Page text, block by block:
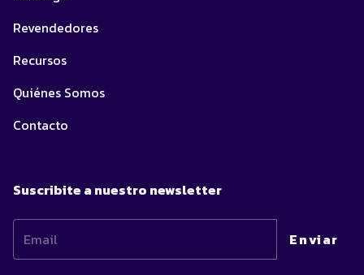
Revendedores
Recursos
Quiénes Somos
Contacto
Suscribite a nuestro newsletter